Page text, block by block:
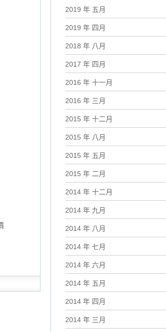
2019 年 五月
2019 年 四月
2018 年 八月
2017 年 四月
2016 年 十一月
2016 年 三月
2015 年 十二月
2015 年 八月
2015 年 五月
2015 年 二月
2014 年 十二月
2014 年 九月
2014 年 八月
2014 年 七月
2014 年 六月
2014 年 五月
2014 年 四月
2014 年 三月